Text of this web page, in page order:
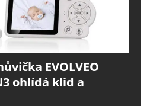
EVOLVEO
ohlídá klid a